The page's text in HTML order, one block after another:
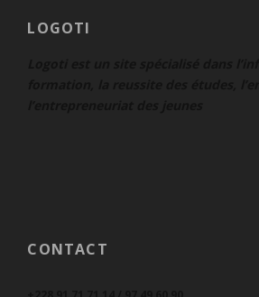
LOGOTI
CONTACT